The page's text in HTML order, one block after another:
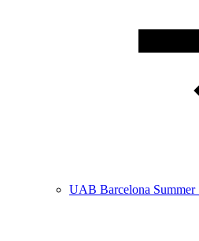
UAB Barcelona Summer